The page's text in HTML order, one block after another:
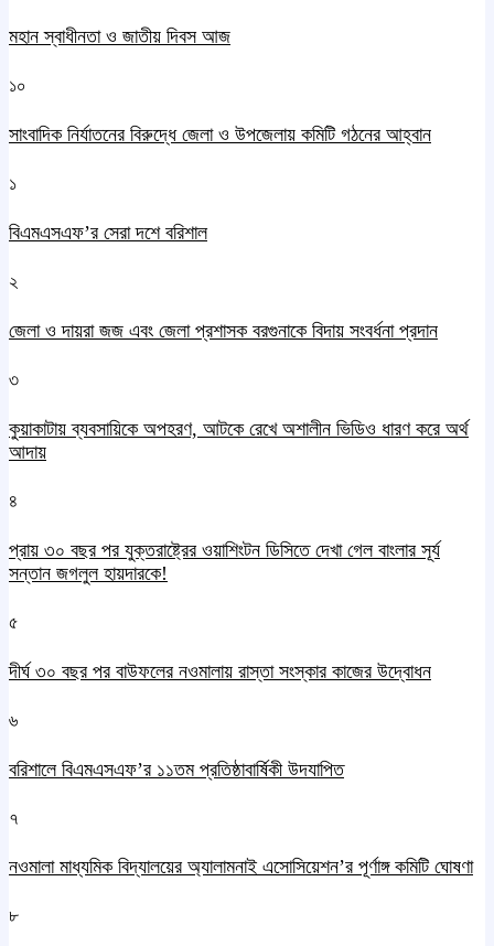
মহান স্বাধীনতা ও জাতীয় দিবস আজ
১০
সাংবাদিক নির্যাতনের বিরুদ্ধে জেলা ও উপজেলায় কমিটি গঠনের আহ্বান
১
বিএমএসএফ’র সেরা দশে বরিশাল
২
জেলা ও দায়রা জজ এবং জেলা প্রশাসক বরগুনাকে বিদায় সংবর্ধনা প্রদান
৩
কুয়াকাটায় ব্যবসায়িকে অপহরণ, আটকে রেখে অশালীন ভিডিও ধারণ করে অর্থ
আদায়
৪
প্রায় ৩০ বছর পর যুক্তরাষ্ট্রের ওয়াশিংটন ডিসিতে দেখা গেল বাংলার সূর্য
সন্তান জগলুল হায়দারকে!
৫
দীর্ঘ ৩০ বছর পর বাউফলের নওমালায় রাস্তা সংস্কার কাজের উদ্বোধন
৬
বরিশালে বিএমএসএফ’র ১১তম প্রতিষ্ঠাবার্ষিকী উদযাপিত
৭
নওমালা মাধ্যমিক বিদ্যালয়ের অ্যালামনাই এসোসিয়েশন’র পূর্ণাঙ্গ কমিটি ঘোষণা
৮